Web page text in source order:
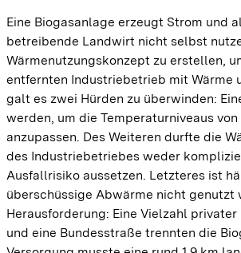
Eine Biogasanlage erzeugt Strom und
betreibende Landwirt nicht selbst
Wärmenutzungskonzept zu erstellen,
entfernten Industriebetrieb mit Wärme
galt es zwei Hürden zu überwinden:
werden, um die Temperaturniveaus
anzupassen. Des Weiteren durfte die
des Industriebetriebes weder
Ausfallrisiko aussetzen. Letzteres ist
überschüssige Abwärme nicht
Herausforderung: Eine Vielzahl
und eine Bundesstraße trennten die